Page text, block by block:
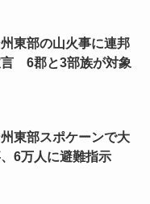
東部の山火事に連邦
言 6郡と3部族が対象
東部スポケーンで大
6万人に避難指示